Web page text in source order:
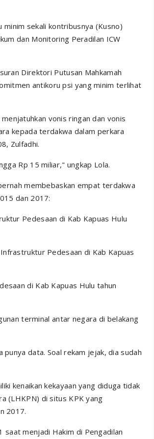
sekali kontribusnya (Kusno)
dan Monitoring Peradilan ICW
Direktori Putusan Mahkamah
antikoru psi yang minim terlihat
vonis ringan dan vonis
kepada terdakwa dalam perkara
Zulfadhi.
Rp 15 miliar," ungkap Lola.
membebaskan empat terdakwa
dan 2017:
Pedesaan di Kab Kapuas Hulu
Pedesaan di Kab Kapuas
di Kab Kapuas Hulu tahun
terminal antar negara di belakang
data. Soal rekam jejak, dia sudah
kenaikan kekayaan yang diduga tidak
(LHKPN) di situs KPK yang
2017.
saat menjadi Hakim di Pengadilan